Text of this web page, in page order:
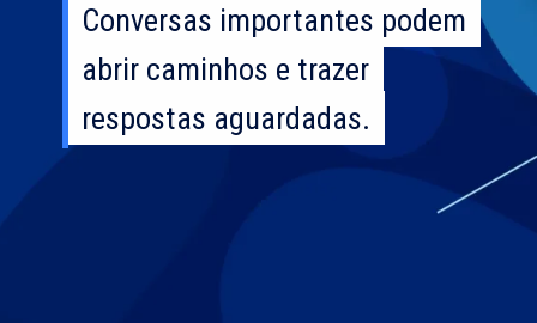
Conversas importantes podem
abrir caminhos e trazer
respostas aguardadas.
Conversas importantes podem
abrir caminhos e trazer
respostas aguardadas.